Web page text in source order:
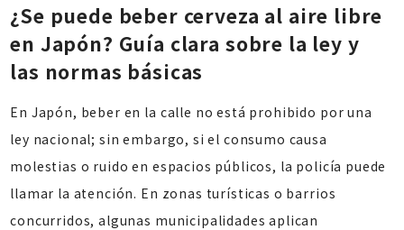
¿Se puede beber cerveza al aire libre
en Japón? Guía clara sobre la ley y
las normas básicas
En Japón, beber en la calle no está prohibido por una
ley nacional; sin embargo, si el consumo causa
molestias o ruido en espacios públicos, la policía puede
llamar la atención. En zonas turísticas o barrios
concurridos, algunas municipalidades aplican